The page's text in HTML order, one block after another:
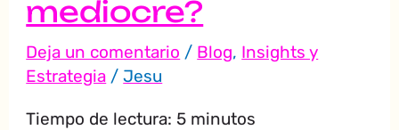
mediocre?
Deja un comentario / Blog, Insights y
Estrategia /Jesu
Tiempo de lectura: 5 minutos